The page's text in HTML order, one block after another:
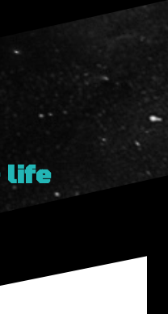
life